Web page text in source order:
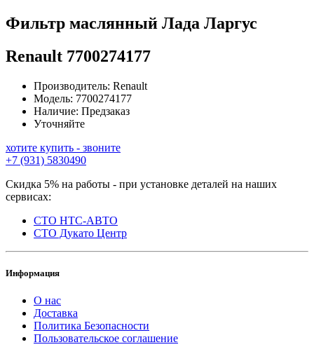
Фильтр маслянный Лада Ларгус
Renault 7700274177
Производитель: Renault
Модель: 7700274177
Наличие: Предзаказ
Уточняйте
хотите купить - звоните
+7 (931) 5830490
Скидка 5% на работы - при установке деталей на наших
сервисах:
СТО НТС-АВТО
СТО Дукато Центр
Информация
О нас
Доставка
Политика Безопасности
Пользовательское соглашение